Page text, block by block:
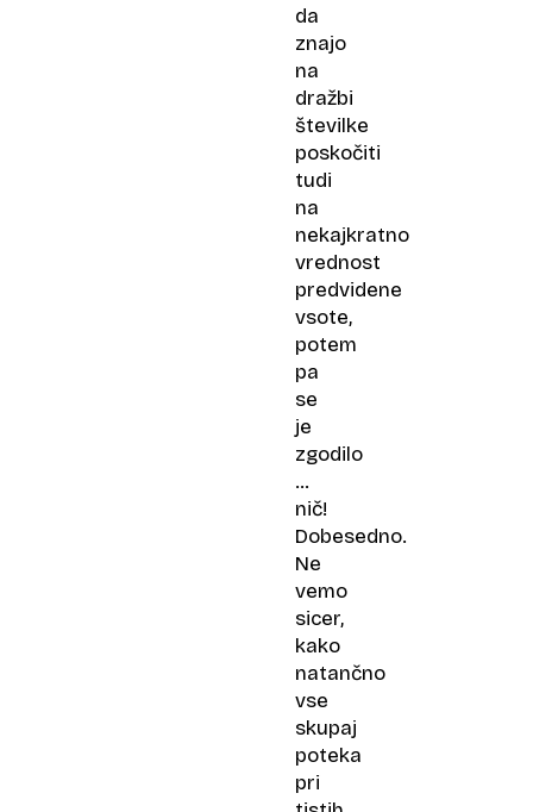
da
znajo
na
dražbi
številke
poskočiti
tudi
na
nekajkratno
vrednost
predvidene
vsote,
potem
pa
se
je
zgodilo
…
nič!
Dobesedno.
Ne
vemo
sicer,
kako
natančno
vse
skupaj
poteka
pri